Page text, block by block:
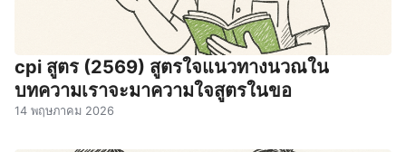
cpi สูตร (2569) สูตรใจแนวทางนวณใน
บทความเราจะมาความใจสูตรในขอ
14 พฤษภาคม 2026